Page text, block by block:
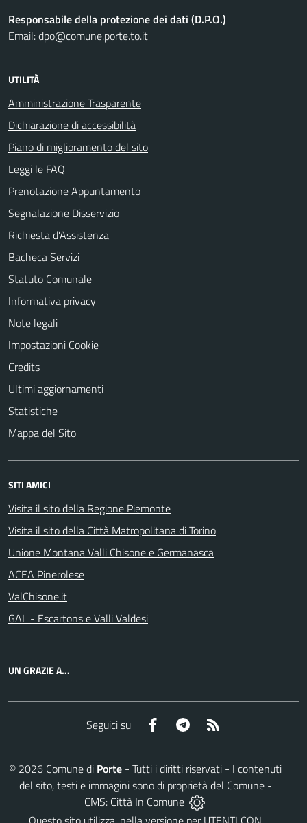
Responsabile della protezione dei dati (D.P.O.)
Email:dpo@comune.porte.to.it
UTILITÀ
Amministrazione Trasparente
Dichiarazione di accessibilità
Piano di miglioramento del sito
Leggi le FAQ
Prenotazione Appuntamento
Segnalazione Disservizio
Richiesta d'Assistenza
Bacheca Servizi
Statuto Comunale
Informativa privacy
Note legali
Impostazioni Cookie
Credits
Ultimi aggiornamenti
Statistiche
Mappa del Sito
SITI AMICI
Visita il sito della Regione Piemonte
Visita il sito della Città Matropolitana di Torino
Unione Montana Valli Chisone e Germanasca
ACEA Pinerolese
ValChisone.it
GAL - Escartons e Valli Valdesi
UN GRAZIE A...
Seguici su Facebook Telegram
© 2026 Comune di Porte - Tutti i diritti riservati - I contenuti
del sito, testi e immagini sono di proprietà del Comune -
CMS: Città In Comune